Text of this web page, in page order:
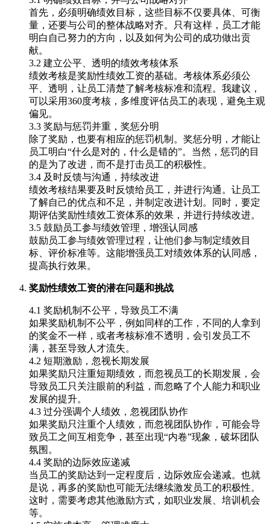
首先，必须明确绩效目标，这些目标不仅要具体、可衡
量，还要与公司的整体战略对齐。只有这样，员工才能
明白自己努力的方向，以及如何为公司的成功做出贡
献。
3.2 建立公平、透明的绩效考核体系
绩效考核是奖励性绩效工资的基础。考核体系必须公
平、透明，让员工清楚了解考核标准和流程。我建议，
可以采用360度考核，多维度评估员工的表现，避免主观
偏见。
3.3 奖励与惩罚并重，奖惩分明
除了奖励，也要有相应的惩罚机制。奖惩分明，才能让
员工明白“什么是对的，什么是错的”。当然，惩罚的目
的是为了改进，而不是打击员工的积极性。
3.4 及时反馈与沟通，持续改进
绩效考核结果要及时反馈给员工，并进行沟通。让员工
了解自己的优点和不足，并制定改进计划。同时，要定
期评估奖励性绩效工资体系的效果，并进行持续改进。
3.5 鼓励员工参与绩效管理，增强认同感
鼓励员工参与绩效管理过程，让他们参与制定绩效目
标、评价标准等。这能增强员工对绩效体系的认同感，
提高执行效果。
奖励性绩效工资的潜在问题和挑战
4.1 奖励机制不公平，导致员工不满
如果奖励机制不公平，例如同样的工作，不同的人拿到
的奖金不一样，或者考核标准不透明，会引发员工不
满，甚至导致人才流失。
4.2 短期激励，忽视长期发展
如果奖励只注重短期绩效，而忽视员工的长期发展，会
导致员工只关注眼前的利益，而忽略了个人能力和职业
发展的提升。
4.3 过分强调个人绩效，忽视团队协作
如果奖励只注重个人绩效，而忽视团队协作，可能会导
致员工之间互相竞争，甚至出现“内卷”现象，破坏团队
氛围。
4.4 奖励的边际效应递减
当员工的奖励达到一定程度后，边际效应会递减。也就
是说，再多的奖励也可能无法继续激发员工的积极性。
这时，需要考虑其他激励方式，如职业发展、培训机会
等。